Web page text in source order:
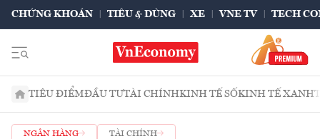
CHỨNG KHOÁN TIÊU & DÙNG XE VNE TV TECH
TIÊU ĐIỂMĐẦU TƯTÀI CHÍNHKINH TẾ SỐKINH TẾ XANH
NGÂN HÀNG TÀI CHÍNH